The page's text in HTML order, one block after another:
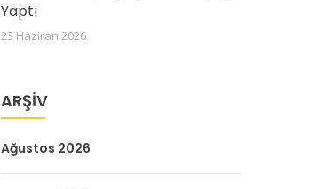
Yaptı
23 Haziran 2026
ARŞIV
Ağustos 2026